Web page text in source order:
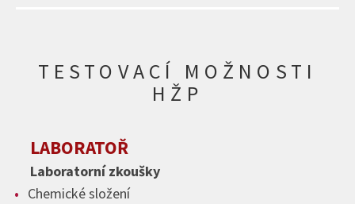
TESTOVACÍ MOŽNOSTI
HŽP
LABORATOŘ
Laboratorní zkoušky
Chemické složení